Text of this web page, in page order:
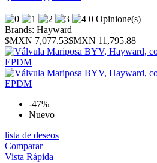
0 Opinione(s)
Brands: Hayward
$MXN 7,077.53$MXN 11,795.88
-47%
Nuevo
lista de deseos
Comparar
Vista Rápida